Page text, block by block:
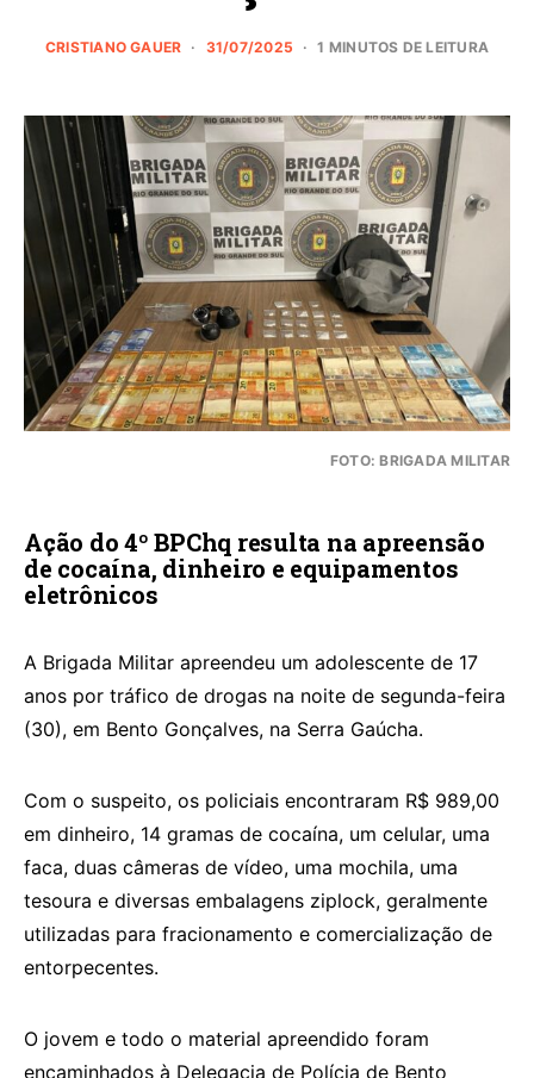
CRISTIANO GAUER 31/07/2025 1 MINUTOS DE LEITURA
FOTO: BRIGADA MILITAR
Ação do 4º BPChq resulta na apreensão
de cocaína, dinheiro e equipamentos
eletrônicos
A Brigada Militar apreendeu um adolescente de 17
anos por tráfico de drogas na noite de segunda-feira
(30), em Bento Gonçalves, na Serra Gaúcha.
Com o suspeito, os policiais encontraram R$ 989,00
em dinheiro, 14 gramas de cocaína, um celular, uma
faca, duas câmeras de vídeo, uma mochila, uma
tesoura e diversas embalagens ziplock, geralmente
utilizadas para fracionamento e comercialização de
entorpecentes.
O jovem e todo o material apreendido foram
encaminhados à Delegacia de Polícia de Bento